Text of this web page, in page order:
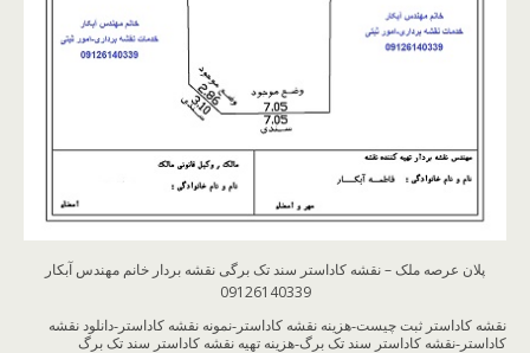
پلان عرصه ملک – نقشه کاداستر سند تک برگی نقشه بردار خانم مهندس آبکار
09126140339
نقشه کاداستر ثبت چیست-هزینه نقشه کاداستر-نمونه نقشه کاداستر-دانلود نقشه
کاداستر-نقشه کاداستر سند تک برگ-هزینه تهیه نقشه کاداستر سند تک برگ